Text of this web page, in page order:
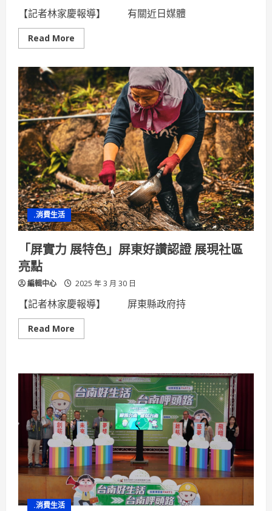
【記者林家慶報導】 有關近日媒體
Read More
more
假
期
間
屏
縣
加
強
旅
宿
稽
查
呼
籲
勿
以
身
試
法
.消費生活
「屏實力 展特色」屏東好讚認證 展現社區
亮點
編輯中心 2025 年 3 月 30 日
【記者林家慶報導】 屏東縣政府持
Read More
more
力
展
特
色」
屏
東
好
讚
認
證
現
社
區
亮
點
.消費生活